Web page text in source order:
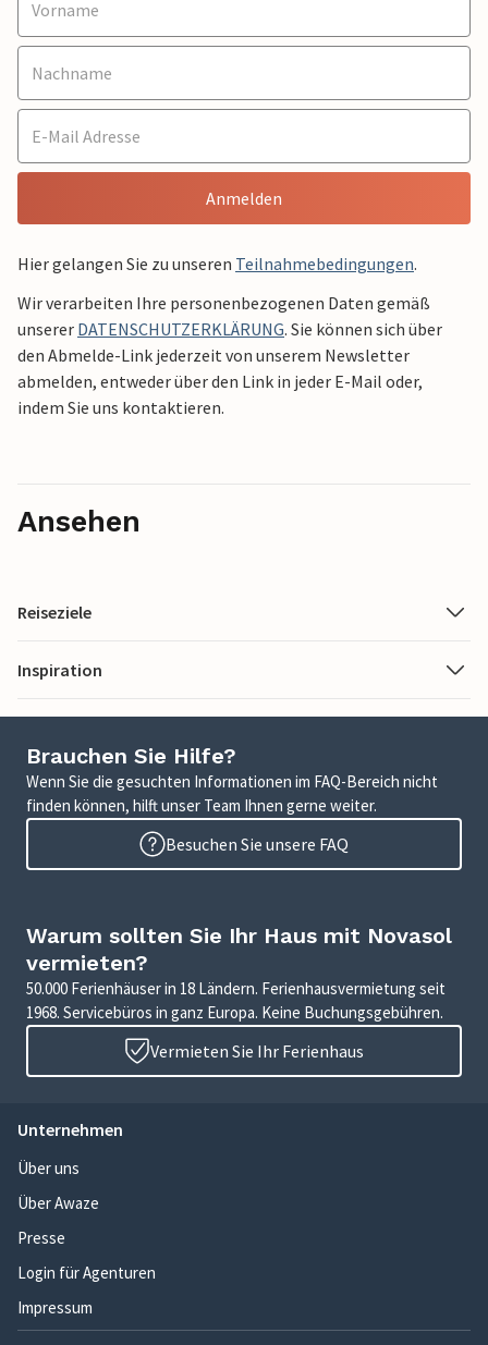
Anmelden
Hier gelangen Sie zu unseren Teilnahmebedingungen.
Wir verarbeiten Ihre personenbezogenen Daten gemäß
unserer DATENSCHUTZERKLÄRUNG. Sie können sich über
den Abmelde-Link jederzeit von unserem Newsletter
abmelden, entweder über den Link in jeder E-Mail oder,
indem Sie uns kontaktieren.
Ansehen
Reiseziele
Inspiration
Brauchen Sie Hilfe?
Wenn Sie die gesuchten Informationen im FAQ-Bereich nicht
finden können, hilft unser Team Ihnen gerne weiter.
Besuchen Sie unsere FAQ
Warum sollten Sie Ihr Haus mit Novasol
vermieten?
50.000 Ferienhäuser in 18 Ländern. Ferienhausvermietung seit
1968. Servicebüros in ganz Europa. Keine Buchungsgebühren.
Vermieten Sie Ihr Ferienhaus
Unternehmen
Über uns
Über Awaze
Presse
Login für Agenturen
Impressum